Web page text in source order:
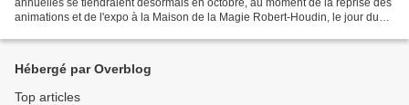
animations et de l'expo à la Maison de la Magie Robert-Houdin, le jour du
Hébergé par Overblog
Top articles